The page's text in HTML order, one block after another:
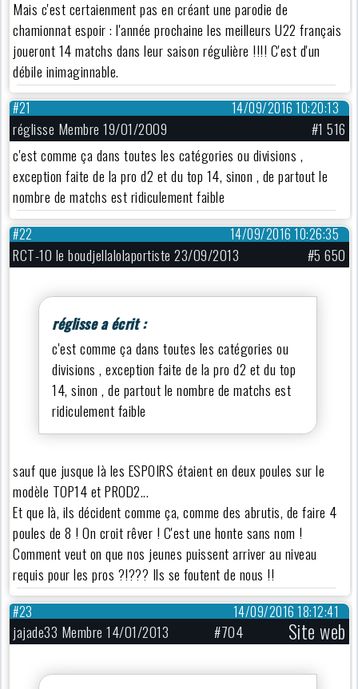
Mais c'est certaienment pas en créant une parodie de
chamionnat espoir : l'année prochaine les meilleurs U22 français
joueront 14 matchs dans leur saison régulière !!!! C'est d'un
débile inimaginnable.
14/09/2016 10:20:13
#21
réglisse Membre 19/01/2009
#1 516
c'est comme ça dans toutes les catégories ou divisions ,
exception faite de la pro d2 et du top 14, sinon , de partout le
nombre de matchs est ridiculement faible
14/09/2016 10:26:35
#22
RCT-10 le boudjellalolaportiste 23/09/2013 #5 650
réglisse a écrit :
c'est comme ça dans toutes les catégories ou
divisions , exception faite de la pro d2 et du top
14, sinon , de partout le nombre de matchs est
ridiculement faible
sauf que jusque là les ESPOIRS étaient en deux poules sur le
modèle TOP14 et PROD2...
Et que là, ils décident comme ça, comme des abrutis, de faire 4
poules de 8 ! On croit rêver ! C'est une honte sans nom !
Comment veut on que nos jeunes puissent arriver au niveau
requis pour les pros ?!??? Ils se foutent de nous !!
14/09/2016 18:12:41
#23
jajade33 Membre 14/01/2013 #704 Site web